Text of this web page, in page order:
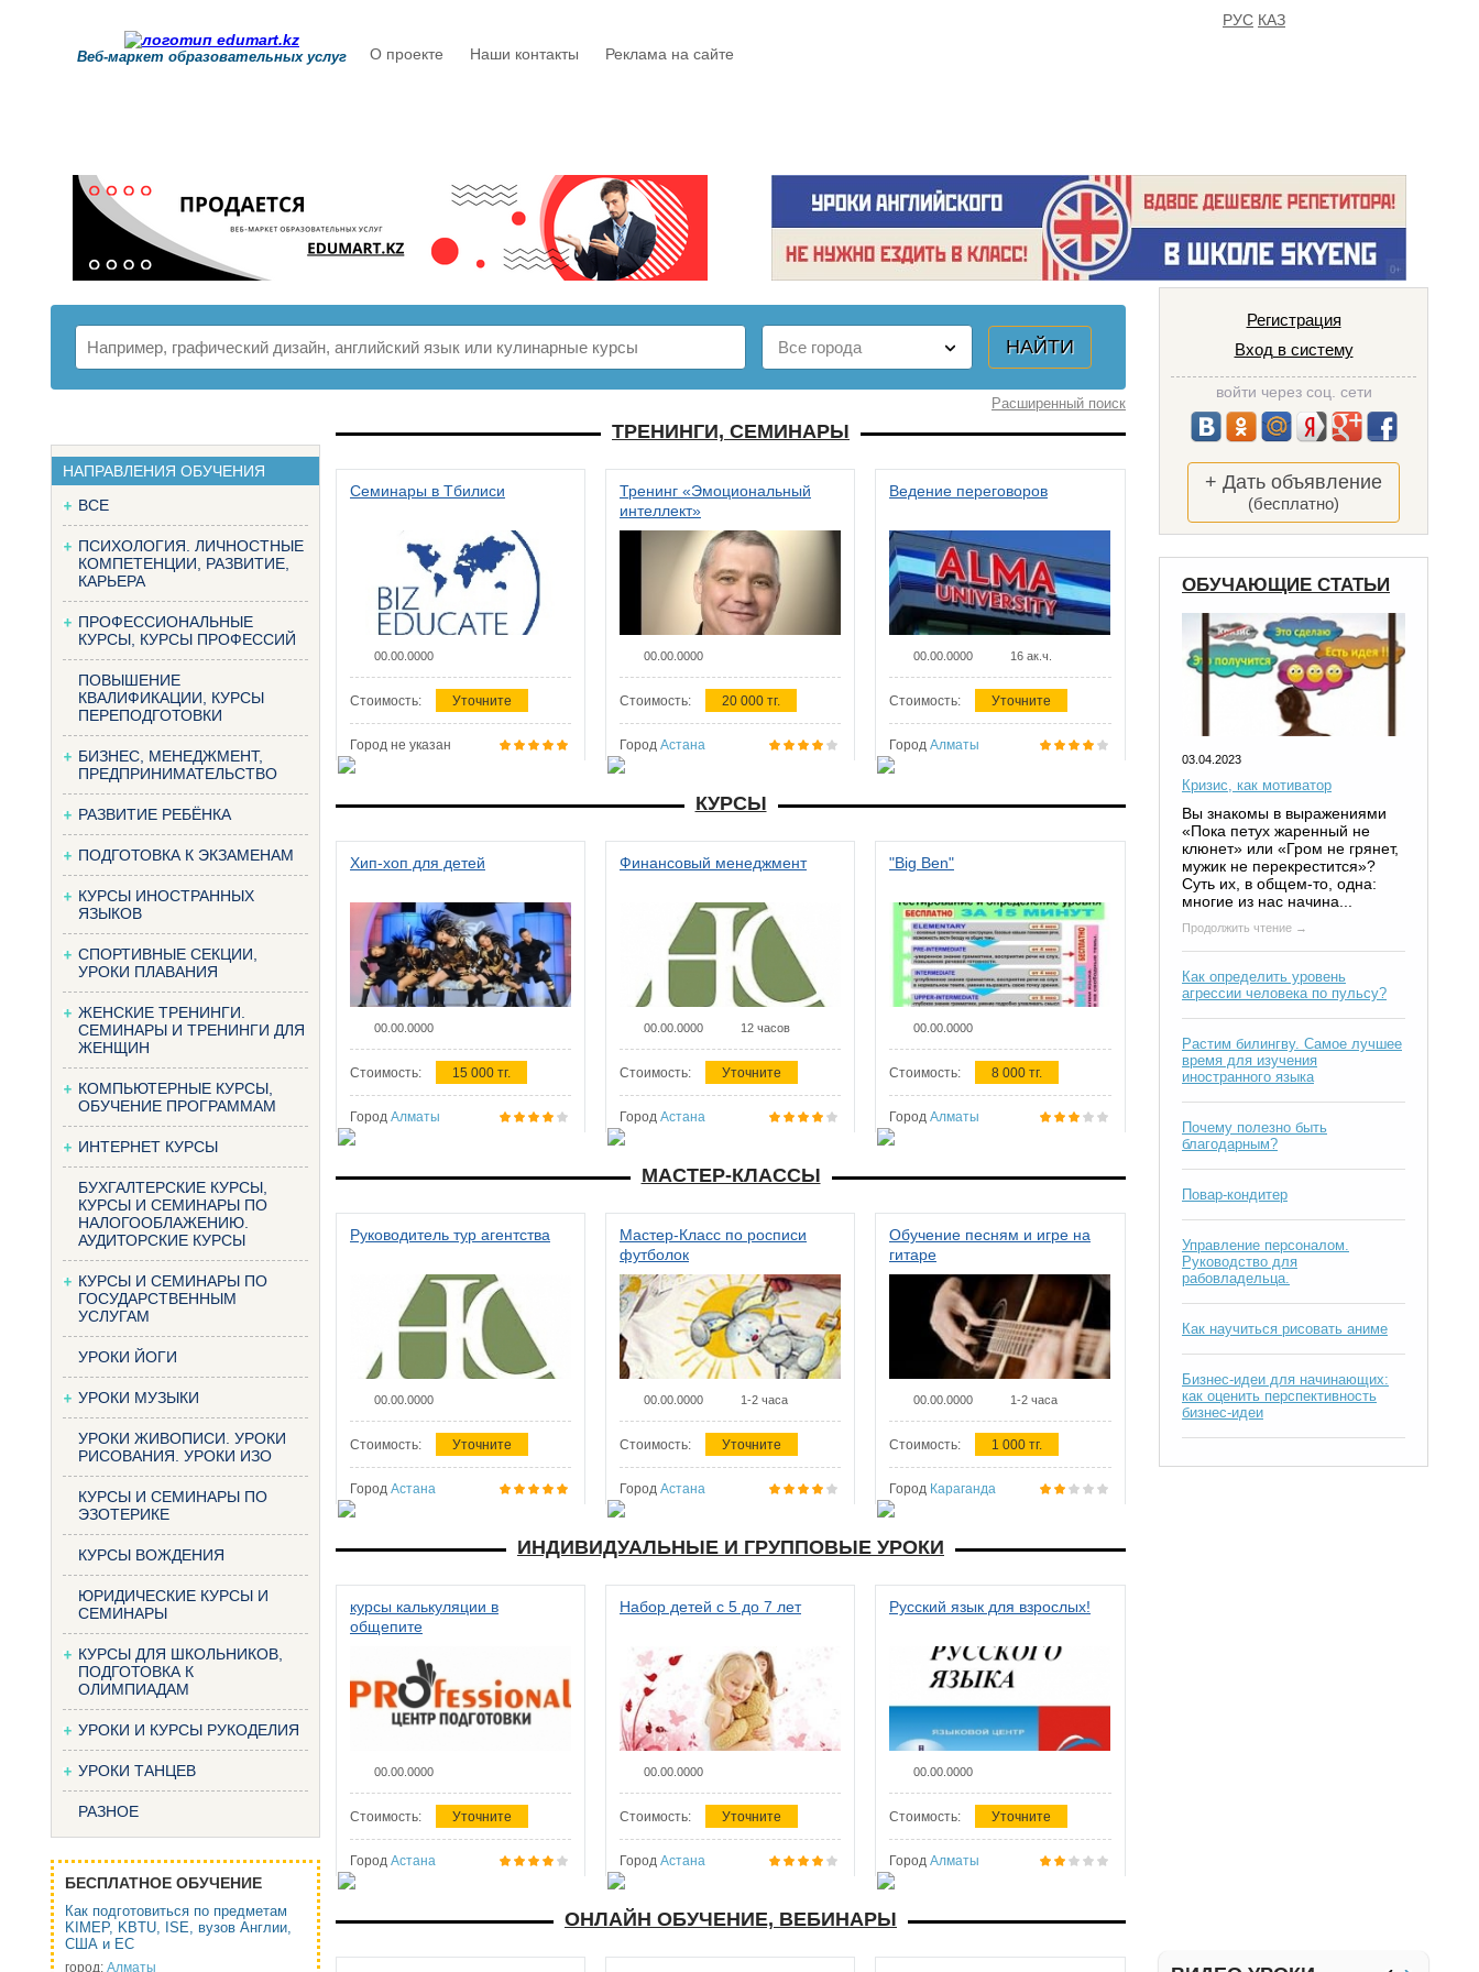
Веб-маркет образовательных услуг О проекте Наши контакты Реклама на сайте
РУС КАЗ
Расширенный поиск
НАПРАВЛЕНИЯ ОБУЧЕНИЯ
ВСЕ
ПСИХОЛОГИЯ. ЛИЧНОСТНЫЕ
КОМПЕТЕНЦИИ, РАЗВИТИЕ,
КАРЬЕРА
ПРОФЕССИОНАЛЬНЫЕ
КУРСЫ, КУРСЫ ПРОФЕССИЙ
ПОВЫШЕНИЕ
КВАЛИФИКАЦИИ, КУРСЫ
ПЕРЕПОДГОТОВКИ
БИЗНЕС, МЕНЕДЖМЕНТ,
ПРЕДПРИНИМАТЕЛЬСТВО
РАЗВИТИЕ РЕБЁНКА
ПОДГОТОВКА К ЭКЗАМЕНАМ
КУРСЫ ИНОСТРАННЫХ
ЯЗЫКОВ
СПОРТИВНЫЕ СЕКЦИИ,
УРОКИ ПЛАВАНИЯ
ЖЕНСКИЕ ТРЕНИНГИ.
СЕМИНАРЫ И ТРЕНИНГИ ДЛЯ
ЖЕНЩИН
КОМПЬЮТЕРНЫЕ КУРСЫ,
ОБУЧЕНИЕ ПРОГРАММАМ
ИНТЕРНЕТ КУРСЫ
БУХГАЛТЕРСКИЕ КУРСЫ,
КУРСЫ И СЕМИНАРЫ ПО
НАЛОГООБЛАЖЕНИЮ.
АУДИТОРСКИЕ КУРСЫ
КУРСЫ И СЕМИНАРЫ ПО
ГОСУДАРСТВЕННЫМ
УСЛУГАМ
УРОКИ ЙОГИ
УРОКИ МУЗЫКИ
УРОКИ ЖИВОПИСИ. УРОКИ
РИСОВАНИЯ. УРОКИ ИЗО
КУРСЫ И СЕМИНАРЫ ПО
ЭЗОТЕРИКЕ
КУРСЫ ВОЖДЕНИЯ
ЮРИДИЧЕСКИЕ КУРСЫ И
СЕМИНАРЫ
КУРСЫ ДЛЯ ШКОЛЬНИКОВ,
ПОДГОТОВКА К
ОЛИМПИАДАМ
УРОКИ И КУРСЫ РУКОДЕЛИЯ
УРОКИ ТАНЦЕВ
РАЗНОЕ
БЕСПЛАТНОЕ ОБУЧЕНИЕ
Как подготовиться по предметам
KIMEP, KBTU, ISE, вузов Англии,
США и ЕС
город: Алматы
ТРЕНИНГИ, СЕМИНАРЫ
Семинары в Тбилиси
00.00.0000
Стоимость: Уточните
Город не указан
Тренинг «Эмоциональный
интеллект»
00.00.0000
Стоимость: 20 000 тг.
Город Астана
Ведение переговоров
00.00.0000 16 ак.ч.
Стоимость: Уточните
Город Алматы
КУРСЫ
Хип-хоп для детей
00.00.0000
Стоимость: 15 000 тг.
Город Алматы
Финансовый менеджмент
00.00.0000 12 часов
Стоимость: Уточните
Город Астана
"Big Ben"
00.00.0000
Стоимость: 8 000 тг.
Город Алматы
МАСТЕР-КЛАССЫ
Руководитель тур агентства
00.00.0000
Стоимость: Уточните
Город Астана
Мастер-Класс по росписи
футболок
00.00.0000 1-2 часа
Стоимость: Уточните
Город Астана
Обучение песням и игре на
гитаре
00.00.0000 1-2 часа
Стоимость: 1 000 тг.
Город Караганда
ИНДИВИДУАЛЬНЫЕ И ГРУППОВЫЕ УРОКИ
курсы калькуляции в
общепите
00.00.0000
Стоимость: Уточните
Город Астана
Набор детей с 5 до 7 лет
00.00.0000
Стоимость: Уточните
Город Астана
Русский язык для взрослых!
00.00.0000
Стоимость: Уточните
Город Алматы
ОНЛАЙН ОБУЧЕНИЕ, ВЕБИНАРЫ
Регистрация
Вход в систему
войти через соц. сети
+ Дать объявление
(бесплатно)
ОБУЧАЮЩИЕ СТАТЬИ
03.04.2023
Кризис, как мотиватор
Вы знакомы в выражениями
«Пока петух жаренный не
клюнет» или «Гром не грянет,
мужик не перекрестится»?
Суть их, в общем-то, одна:
многие из нас начина...
Продолжить чтение →
Как определить уровень
агрессии человека по пульсу?
Растим билингву. Самое лучшее
время для изучения
иностранного языка
Почему полезно быть
благодарным?
Повар-кондитер
Управление персоналом.
Руководство для
рабовладельца.
Как научиться рисовать аниме
Бизнес-идеи для начинающих:
как оценить перспективность
бизнес-идеи